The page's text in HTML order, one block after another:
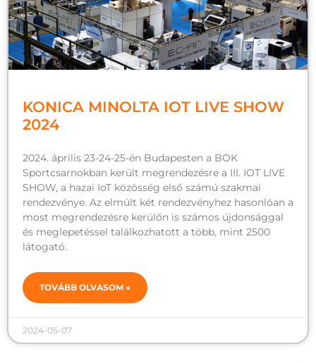
KONICA MINOLTA IOT LIVE SHOW
2024
2024. április 23-24-25-én Budapesten a BOK
Sportcsarnokban került megrendezésre a III. IOT LIVE
SHOW, a hazai IoT közösség első számú szakmai
rendezvénye. Az elmúlt két rendezvényhez hasonlóan a
most megrendezésre kerülőn is számos újdonsággal
és meglepetéssel találkozhatott a több, mint 2500
látogató.
TOVÁBB OLVASOM »
2024-05-07